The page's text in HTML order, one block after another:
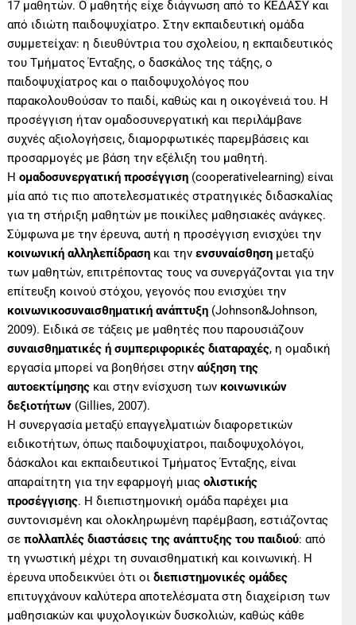
17 μαθητών. Ο μαθητής είχε διάγνωση από το ΚΕΔΑΣΥ και
από ιδιώτη παιδοψυχίατρο. Στην εκπαιδευτική ομάδα
συμμετείχαν: η διευθύντρια του σχολείου, η εκπαιδευτικός
του Τμήματος Ένταξης, ο δασκάλος της τάξης, ο
παιδοψυχίατρος και ο παιδοψυχολόγος που
παρακολουθούσαν το παιδί, καθώς και η οικογένειά του. Η
προσέγγιση ήταν ομαδοσυνεργατική και περιλάμβανε
συχνές αξιολογήσεις, διαμορφωτικές παρεμβάσεις και
προσαρμογές με βάση την εξέλιξη του μαθητή.
Ηομαδοσυνεργατική προσέγγιση (cooperativelearning) είναι
μία από τις πιο αποτελεσματικές στρατηγικές διδασκαλίας
για τη στήριξη μαθητών με ποικίλες μαθησιακές ανάγκες.
Σύμφωνα με την έρευνα, αυτή η προσέγγιση ενισχύει την
κοινωνική αλληλεπίδραση και τηνενσυναίσθηση μεταξύ
των μαθητών, επιτρέποντας τους να συνεργάζονται για την
επίτευξη κοινού στόχου, γεγονός που ενισχύει την
κοινωνικοσυναισθηματική ανάπτυξη (Johnson&Johnson,
2009). Ειδικά σε τάξεις με μαθητές που παρουσιάζουν
συναισθηματικές ή συμπεριφορικές διαταραχές, η ομαδική
εργασία μπορεί να βοηθήσει στηναύξηση της
αυτοεκτίμησης και στην ενίσχυση των κοινωνικών
δεξιοτήτων (Gillies, 2007).
Η συνεργασία μεταξύ επαγγελματιών διαφορετικών
ειδικοτήτων, όπως παιδοψυχίατροι, παιδοψυχολόγοι,
δάσκαλοι και εκπαιδευτικοί Τμήματος Ένταξης, είναι
απαραίτητη για την εφαρμογή μιαςολιστικής
προσέγγισης. Η διεπιστημονική ομάδα παρέχει μια
συντονισμένη και ολοκληρωμένη παρέμβαση, εστιάζοντας
σεπολλαπλές διαστάσεις της ανάπτυξης του παιδιού: από
τη γνωστική μέχρι τη συναισθηματική και κοινωνική. Η
έρευνα υποδεικνύει ότι οιδιεπιστημονικές ομάδες
επιτυγχάνουν καλύτερα αποτελέσματα στη διαχείριση των
μαθησιακών και ψυχολογικών δυσκολιών, καθώς κάθε